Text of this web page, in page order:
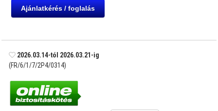
2026.03.14-tól 2026.03.21-ig
(FR/6/1/7/2P4/0314)